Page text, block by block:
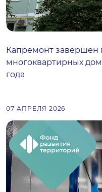
Капремонт завершен
многоквартирных
года
07 АПРЕЛЯ 2026